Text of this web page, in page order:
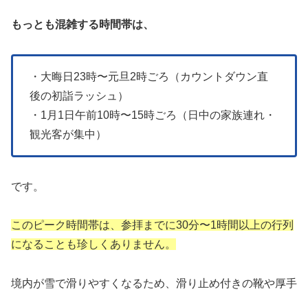
もっとも混雑する時間帯は、
・大晦日23時〜元旦2時ごろ（カウントダウン直
後の初詣ラッシュ）
・1月1日午前10時〜15時ごろ（日中の家族連れ・
観光客が集中）
です。
このピーク時間帯は、参拝までに30分〜1時間以上の行列
になることも珍しくありません。
境内が雪で滑りやすくなるため、滑り止め付きの靴や厚手